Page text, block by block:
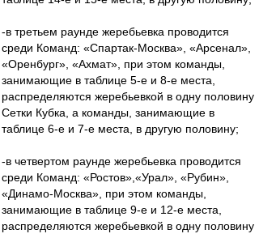
-в третьем раунде жеребьевка проводится
среди Команд: «Спартак-Москва», «Арсенал»,
«Оренбург», «Ахмат», при этом команды,
занимающие в таблице 5-е и 8-е места,
распределяются жеребьевкой в одну половину
Сетки Кубка, а команды, занимающие в
таблице 6-е и 7-е места, в другую половину;
-в четвертом раунде жеребьевка проводится
среди Команд: «Ростов»,«Урал», «Рубин»,
«Динамо-Москва», при этом команды,
занимающие в таблице 9-е и 12-е места,
распределяются жеребьевкой в одну половину